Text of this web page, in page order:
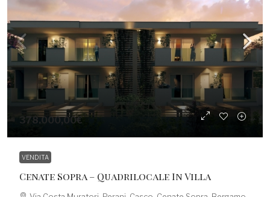
378.000,00€
VENDITA
Cenate Sopra – Quadrilocale In Villa